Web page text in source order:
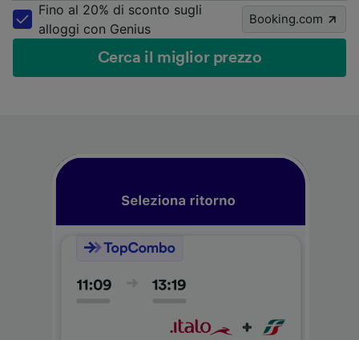
Fino al 20% di sconto sugli
alloggi con Genius
Booking.com
Cerca il miglior prezzo